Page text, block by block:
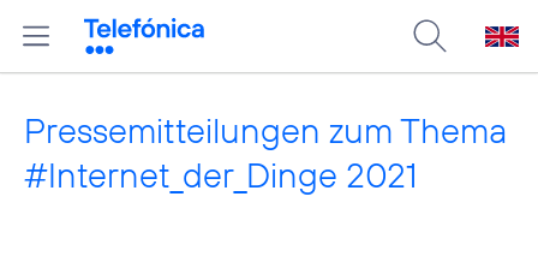
Pressemitteilungen zum Thema
#Internet_der_Dinge 2021